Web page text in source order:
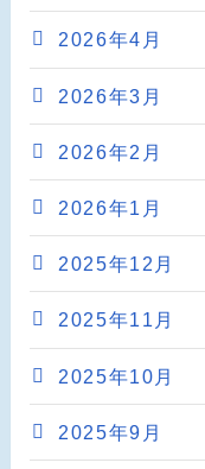
2026年4月
2026年3月
2026年2月
2026年1月
2025年12月
2025年11月
2025年10月
2025年9月